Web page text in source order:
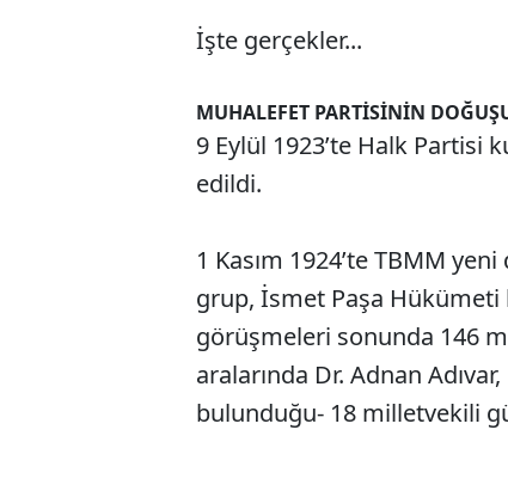
İşte gerçekler...
MUHALEFET PARTİSİNİN DOĞUŞ
9 Eylül 1923’te Halk Partisi
edildi.
1 Kasım 1924’te TBMM
grup, İsmet Paşa Hükümeti
görüşmeleri sonunda 146
aralarında Dr. Adnan
bulunduğu- 18 milletvekili